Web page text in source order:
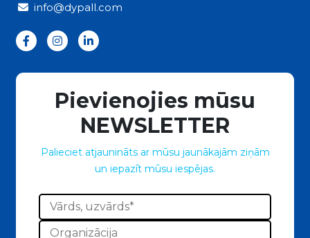
info@dypall.com
Pievienojies mūsu
NEWSLETTER
Palieciet atjaunināts ar mūsu jaunākajām ziņām
un iepazīt mūsu iespējas.